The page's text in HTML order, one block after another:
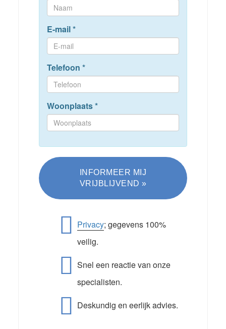
E-mail*
Telefoon *
Woonplaats*
Privacy; gegevens 100%
veilig.
Snel een reactie van onze
specialisten.
Deskundig en eerlijk advies.